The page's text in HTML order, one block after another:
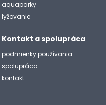
aquaparky
lyžovanie
Kontakt a spolupráca
podmienky používania
spolupráca
kontakt